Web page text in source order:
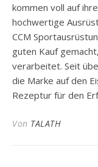
kommen voll auf
hochwertige
CCM
guten Kauf
verarbeitet. Seit
die Marke auf den
Rezeptur für den
Von TALATH